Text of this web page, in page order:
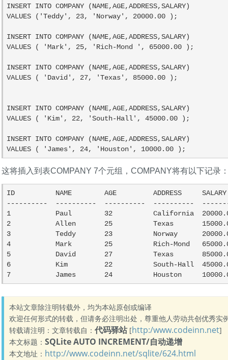
INSERT INTO COMPANY (NAME,AGE,ADDRESS,SALARY)
VALUES ('Teddy', 23, 'Norway', 20000.00 );
INSERT INTO COMPANY (NAME,AGE,ADDRESS,SALARY)
VALUES ( 'Mark', 25, 'Rich-Mond ', 65000.00 );
INSERT INTO COMPANY (NAME,AGE,ADDRESS,SALARY)
VALUES ( 'David', 27, 'Texas', 85000.00 );
INSERT INTO COMPANY (NAME,AGE,ADDRESS,SALARY)
VALUES ( 'Kim', 22, 'South-Hall', 45000.00 );
INSERT INTO COMPANY (NAME,AGE,ADDRESS,SALARY)
VALUES ( 'James', 24, 'Houston', 10000.00 );
这将插入到表COMPANY 7个元组，COMPANY将有以下记录
ID          NAME        AGE         ADDRESS     SALARY
----------  ----------  ----------  ----------
1           Paul        32          California
2           Allen       25          Texas
3           Teddy       23          Norway
4           Mark        25          Rich-Mond
5           David       27          Texas
6           Kim         22          South-Hall
7           James       24          Houston
本站文章除注明转载外，均为本站原创或编译
欢迎任何形式的转载，但请务必注明出处，尊重他人劳动共创优秀实
转载请注明：文章转载自： 代码驿站[http:/www.codeinn.net]
本文标题： SQLite AUTO INCREMENT/自动递增
本文地址： http://www.codeinn.net/sqlite/624.html